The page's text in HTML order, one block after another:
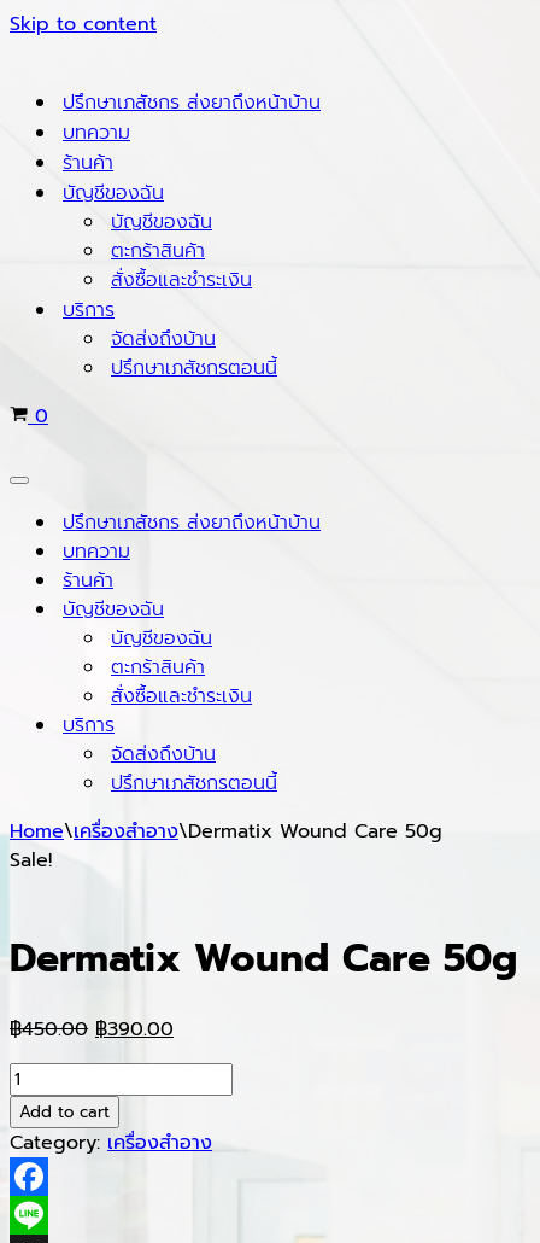
Skip to content
ปรึกษาเภสัชกร ส่งยาถึงหน้าบ้าน
บทความ
ร้านค้า
บัญชีของฉัน
บัญชีของฉัน
ตะกร้าสินค้า
สั่งซื้อและชำระเงิน
บริการ
จัดส่งถึงบ้าน
ปรึกษาเภสัชกรตอนนี้
Cart
0
Navigation
Menu ปรึกษาเภสัชกร ส่งยาถึงหน้าบ้าน
บทความ
ร้านค้า
บัญชีของฉัน
บัญชีของฉัน
ตะกร้าสินค้า
สั่งซื้อและชำระเงิน
บริการ
จัดส่งถึงบ้าน
ปรึกษาเภสัชกรตอนนี้
Home\เครื่องสำอาง\Dermatix Wound Care 50g
Sale!
Dermatix Wound Care 50g
฿450.00 Original
price
฿450.00.
฿390.00
price
Dermatix
Wound
Care
50g
quantity
Add to cart
Category: เครื่องสำอาง
Facebook